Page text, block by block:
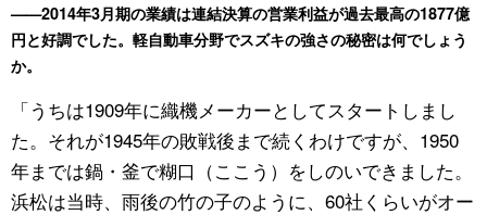
——2014年3月期の業績は連結決算の営業利益が過去最高の1877億
円と好調でした。軽自動車分野でスズキの強さの秘密は何でしょう
か。
「うちは1909年に織機メーカーとしてスタートしまし
た。それが1945年の敗戦後まで続くわけですが、1950
年までは鍋・釜で糊口（ここう）をしのいできました。
浜松は当時、雨後の竹の子のように、60社くらいがオー